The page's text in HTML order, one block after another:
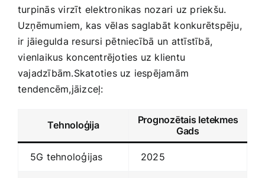
turpinās virzīt elektronikas ‌nozari uz priekšu.⁢
Uzņēmumiem, kas vēlas saglabāt konkurētspēju,
ir jāiegulda resursi pētniecībā un ⁤attīstībā,
⁤vienlaikus koncentrējoties uz klientu
vajadzībām.Skatoties uz iespējamām
⁢tendencēm,jāizceļ:
Tehnoloģija
Prognozētais Ietekmes
Gads
5G​ tehnoloģijas 2025